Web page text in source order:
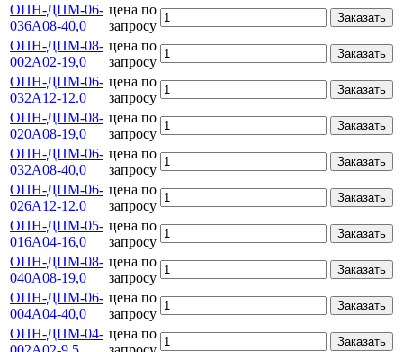
ОПН-ДПМ-06-
036А08-40,0
цена по
запросу
Заказать
ОПН-ДПМ-08-
002А02-19,0
цена по
запросу
Заказать
ОПН-ДПМ-06-
032А12-12.0
цена по
запросу
Заказать
ОПН-ДПМ-08-
020А08-19,0
цена по
запросу
Заказать
ОПН-ДПМ-06-
032А08-40,0
цена по
запросу
Заказать
ОПН-ДПМ-06-
026А12-12.0
цена по
запросу
Заказать
ОПН-ДПМ-05-
016А04-16,0
цена по
запросу
Заказать
ОПН-ДПМ-08-
040А08-19,0
цена по
запросу
Заказать
ОПН-ДПМ-06-
004А04-40,0
цена по
запросу
Заказать
ОПН-ДПМ-04- цена по
Заказать